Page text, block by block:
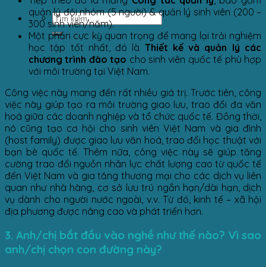
quản lý đội nhóm (5 người) & quản lý sinh viên (200 –
300 sinh viên/năm).
Một phần cực kỳ quan trọng để mang lại trải nghiệm
học tập tốt nhất, đó là Thiết kế và quản lý các
chương trình đào tạo cho sinh viên quốc tế phù hợp
với môi trường tại Việt Nam.
Công việc này mang đến rất nhiều giá trị. Trước tiên, công
việc này giúp tạo ra môi trường giao lưu, trao đổi đa văn
hoá giữa các doanh nghiệp và tổ chức quốc tế. Đồng thời,
nó cũng tạo cơ hội cho sinh viên Việt Nam và gia đình
(host family) được giao lưu văn hoá, trao đổi học thuật với
bạn bè quốc tế. Thêm nữa, công việc này sẽ giúp tăng
cường trao đổi nguồn nhân lực chất lượng cao từ quốc tế
đến Việt Nam và gia tăng thương mại cho các dịch vụ liên
quan như nhà hàng, cơ sở lưu trú ngắn hạn/dài hạn, dịch
vụ dành cho người nước ngoài, v.v. Từ đó, kinh tế – xã hội
địa phương được nâng cao và phát triển hơn.
3. Anh/chị bắt đầu vào nghề như thế nào? Vì sao
anh/chị chọn con đường này?